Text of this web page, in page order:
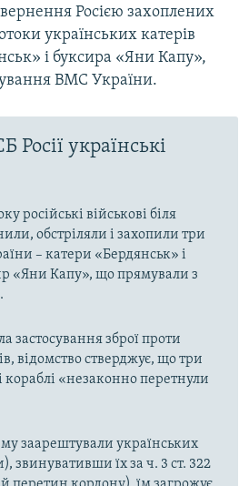
Росією захоплених
українських катерів
і буксира «Яни Капу»,
ВМС України.
Росії українські
російські військові біля
обстріляли і захопили три
– катери «Бердянськ» і
«Яни Капу», що прямували з
застосування зброї проти
відомство стверджує, що три
кораблі «незаконно перетнули
заарештували українських
звинувативши їх за ч. 3 ст. 322